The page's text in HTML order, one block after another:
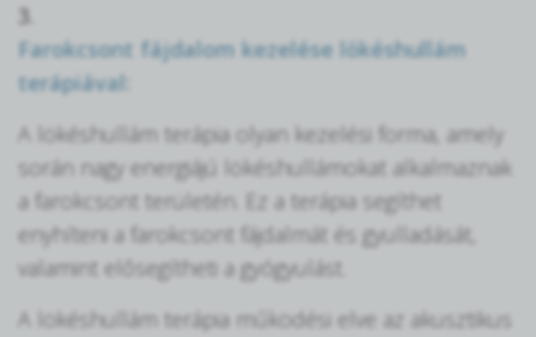
3.
Farokcsont fájdalom kezelése lökéshullám
terápiával:
A lökéshullám terápia olyan kezelési forma, amely
során nagy energiájú lökéshullámokat alkalmaznak
a farokcsont területén. Ez a terápia segíthet
enyhíteni a farokcsont fájdalmát és gyulladását,
valamint elősegítheti a gyógyulást.
A lökéshullám terápia működési elve az akusztikus